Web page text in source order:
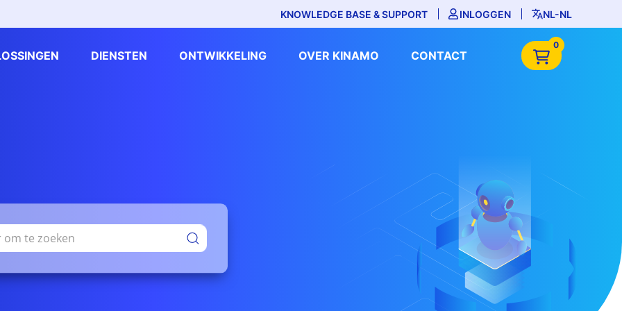
KNOWLEDGE BASE & SUPPORT INLOGGEN NL-NL
DIENSTEN ONTWIKKELING OVER KINAMO CONTACT
0